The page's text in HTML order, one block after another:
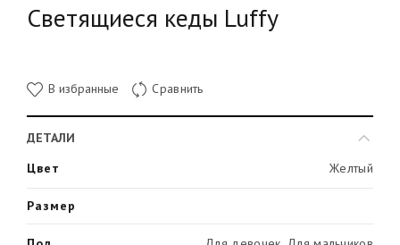
Светящиеся кеды Luffy
В избранные Сравнить
ДЕТАЛИ
Цвет
Желтый
Размер